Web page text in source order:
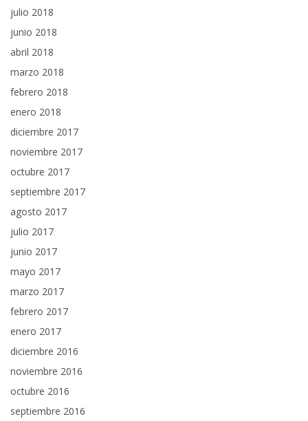
julio 2018
junio 2018
abril 2018
marzo 2018
febrero 2018
enero 2018
diciembre 2017
noviembre 2017
octubre 2017
septiembre 2017
agosto 2017
julio 2017
junio 2017
mayo 2017
marzo 2017
febrero 2017
enero 2017
diciembre 2016
noviembre 2016
octubre 2016
septiembre 2016